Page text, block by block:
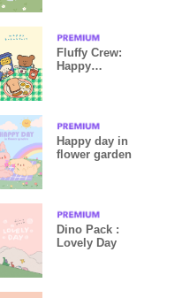
Fluffy Crew:
Happy
Happy day in
flower garden
Dino Pack :
Lovely Day